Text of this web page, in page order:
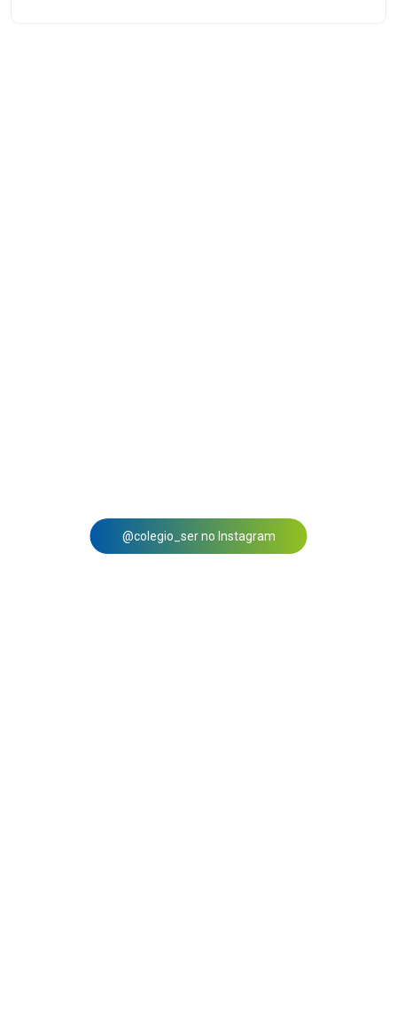
@colegio_ser no Instagram